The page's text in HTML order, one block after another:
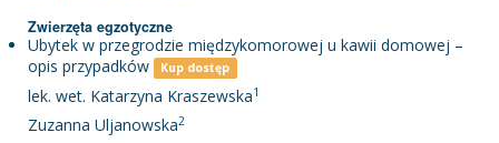
Zwierzęta egzotyczne
Ubytek w przegrodzie międzykomorowej u kawii domowej –
opis przypadków
Kup dostęp
lek. wet. Katarzyna Kraszewska1
Zuzanna Uljanowska2